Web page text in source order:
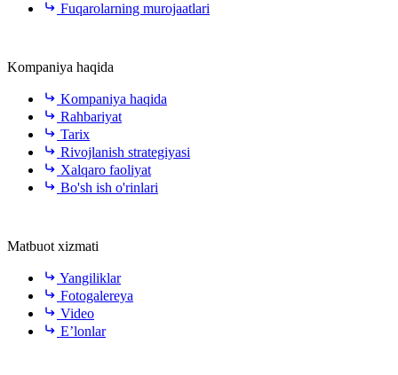
Fuqarolarning murojaatlari
Kompaniya haqida
Kompaniya haqida
Rahbariyat
Tarix
Rivojlanish strategiyasi
Xalqaro faoliyat
Bo'sh ish o'rinlari
Matbuot xizmati
Yangiliklar
Fotogalereya
Video
E’lonlar